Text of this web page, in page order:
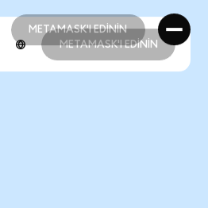
METAMASK'I EDİNİN
METAMASK'I EDİNİN
METAMASK'I EDİNİN